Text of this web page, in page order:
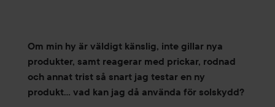
Om min hy är väldigt känslig, inte gillar nya
produkter, samt reagerar med prickar, rodnad
och annat trist så snart jag testar en ny
produkt… vad kan jag då använda för solskydd?